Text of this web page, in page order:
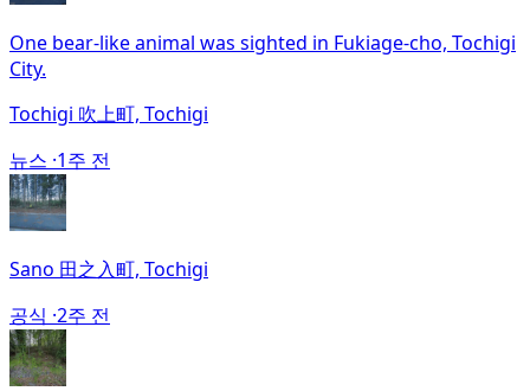
One bear-like animal was sighted in Fukiage-cho, Tochigi
City.
Tochigi 吹上町, Tochigi
뉴스 ·1주 전
Sano 田之入町, Tochigi
공식 ·2주 전